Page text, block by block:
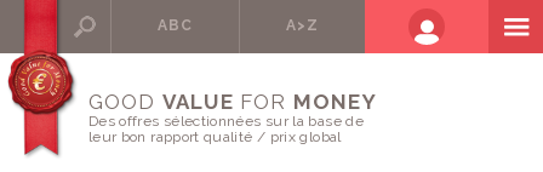
ABC A>Z
GOOD VALUE FOR MONEY
Des offres sélectionnées sur la base de
leur bon rapport qualité / prix global